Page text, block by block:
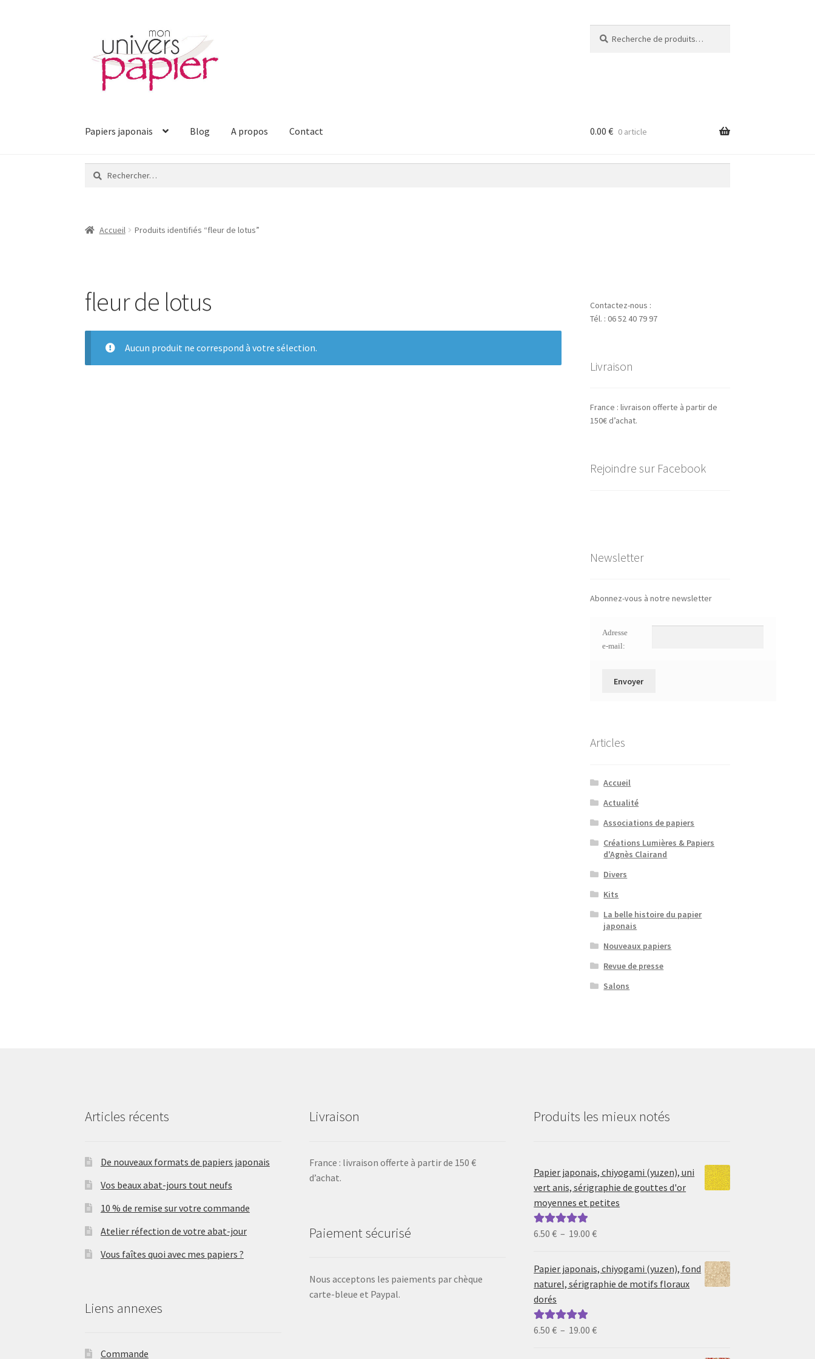
la
navigation
contenu
pour :
Papiers japonais Blog A propos Contact 0.00 € 0 article
Rechercher :
Accueil Produits identifiés “fleur de lotus”
fleur de lotus
Aucun produit ne correspond à votre sélection.
Contactez-nous :
Tél. : 06 52 40 79 97
Livraison
France : livraison offerte à partir de
150€ d’achat.
Rejoindre sur Facebook
Newsletter
Abonnez-vous à notre newsletter
Adresse
e-mail:
Articles
Accueil
Actualité
Associations de papiers
Créations Lumières & Papiers
d'Agnès Clairand
Divers
Kits
La belle histoire du papier
japonais
Nouveaux papiers
Revue de presse
Salons
Articles récents
De nouveaux formats de papiers japonais
Vos beaux abat-jours tout neufs
10 % de remise sur votre commande
Atelier réfection de votre abat-jour
Vous faîtes quoi avec mes papiers ?
Liens annexes
Commande
Livraison
France : livraison offerte à partir de 150 €
d’achat.
Paiement sécurisé
Nous acceptons les paiements par chèque
carte-bleue et Paypal.
Produits les mieux notés
Papier japonais, chiyogami (yuzen), uni
vert anis, sérigraphie de gouttes d'or
moyennes et petites
Note5.00sur
6.50€ – 19.00€Plage
prix :
6.50 €
Papier japonais, chiyogami (yuzen), fond
naturel, sérigraphie de motifs floraux
dorés
Note5.00sur
6.50€ – 19.00€Plage